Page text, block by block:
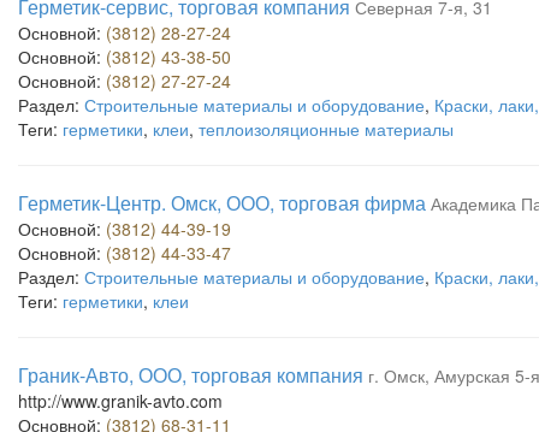
Герметик-сервис, торговая компания Северная 7-я, 31
Основной: (3812) 28-27-24
Основной: (3812) 43-38-50
Основной: (3812) 27-27-24
Раздел: Строительные материалы и оборудование, Краски,
Теги: герметики, клеи, теплоизоляционные материалы
Герметик-Центр. Омск, ООО, торговая фирма Академика
Основной: (3812) 44-39-19
Основной: (3812) 44-33-47
Раздел: Строительные материалы и оборудование, Краски,
Теги: герметики, клеи
Граник-Авто, ООО, торговая компания г. Омск, Амурская 5-
http://www.granik-avto.com
Основной: (3812) 68-31-11